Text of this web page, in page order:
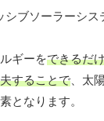
ギーをできるだ
することで 、太
となります。